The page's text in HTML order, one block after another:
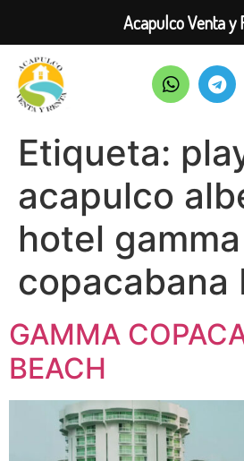
Etiqueta:
acapulco
hotel gamma
copacabana
GAMMA
BEACH
Acapulco Venta y